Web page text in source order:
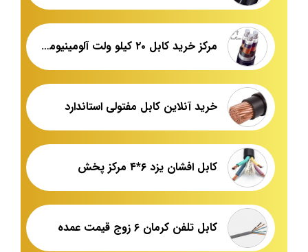
مرکز خرید کابل ۲۰ کیلو ولت آلومینیومی زره دار
خرید آنلاین کابل مفتولی استاندارد
کابل افشان یزد ۶*۴ مرکز پخش
کابل تلفن کرمان ۶ زوج قیمت عمده